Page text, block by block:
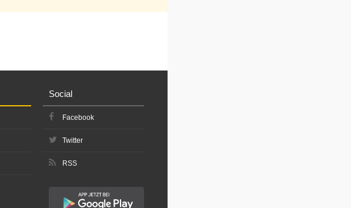
Social
Facebook
Twitter
RSS